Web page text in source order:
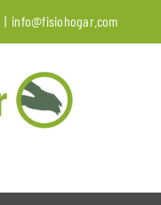
| info@fisiohogar.com